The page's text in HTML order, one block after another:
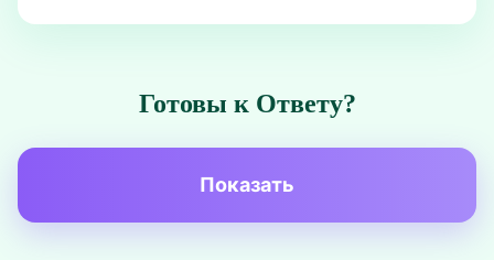
Готовы к Ответу?
Показать